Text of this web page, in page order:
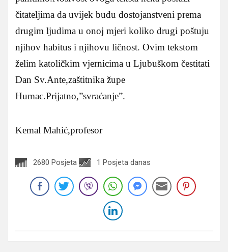
čitateljima da uvijek budu dostojanstveni prema
drugim ljudima u onoj mjeri koliko drugi poštuju
njihov habitus i njihovu ličnost. Ovim tekstom
želim katoličkim vjernicima u Ljubuškom čestitati
Dan Sv.Ante,zaštitnika župe
Humac.Prijatno,”svraćanje”.
Kemal Mahić,profesor
2680 Posjeta 1 Posjeta danas